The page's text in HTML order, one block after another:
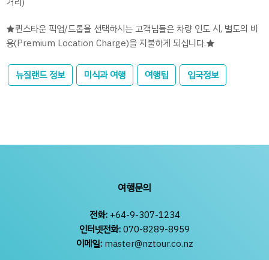
★퀸스타운 픽업/드롭을 선택하시는 고객님들은 차량 인도 시, 별도의 비
용(Premium Location Charge)을 지불하게 되십니다.★
뉴질랜드 정보 미식과 여행 여행팁 입국정보
여행문의
전화:+64-9-307-1234
인터넷전화:070-8289-8959
이메일: master@nztour.co.nz